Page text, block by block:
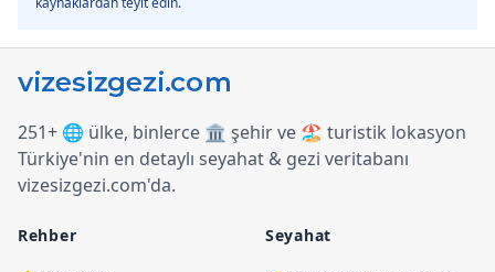
251+ 🌐 ülke, binlerce 🏛️ şehir ve 🏖️ turistik lokasyon
Türkiye'nin en detaylı seyahat & gezi veritabanı
vizesizgezi.com'da.
Rehber Seyahat